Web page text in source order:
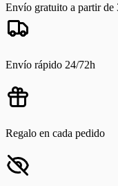
Envío gratuito a partir de
Envío rápido 24/72h
Regalo en cada pedido